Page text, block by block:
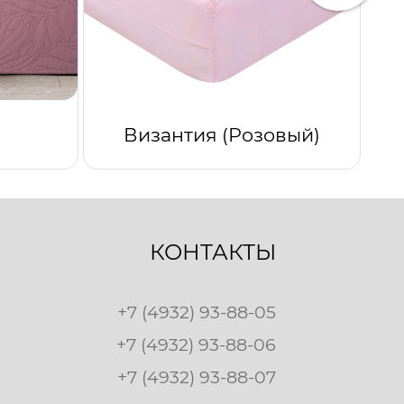
Византия (Розовый)
КОНТАКТЫ
+7 (4932) 93-88-05
+7 (4932) 93-88-06
+7 (4932) 93-88-07